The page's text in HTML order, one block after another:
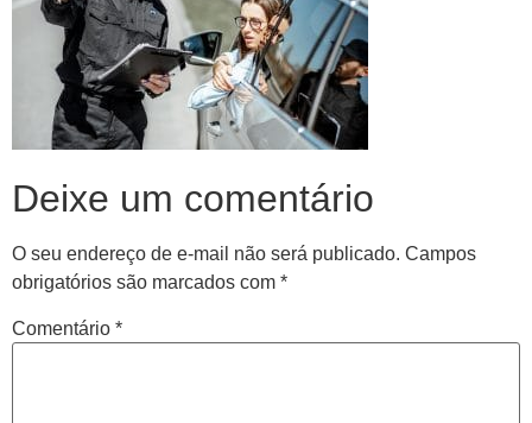
Deixe um comentário
O seu endereço de e-mail não será publicado. Campos
obrigatórios são marcados com *
Comentário *